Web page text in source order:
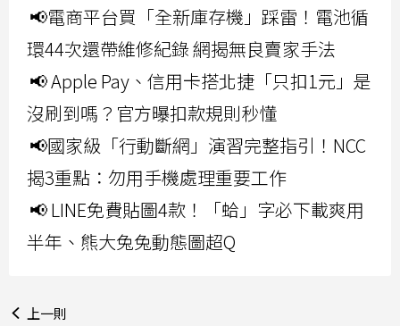
📢電商平台買「全新庫存機」踩雷！電池循
環44次還帶維修紀錄 網揭無良賣家手法
📢 Apple Pay、信用卡搭北捷「只扣1元」是
沒刷到嗎？官方曝扣款規則秒懂
📢國家級「行動斷網」演習完整指引！NCC
揭3重點：勿用手機處理重要工作
📢 LINE免費貼圖4款！「蛤」字必下載爽用
半年、熊大兔兔動態圖超Q
上一則